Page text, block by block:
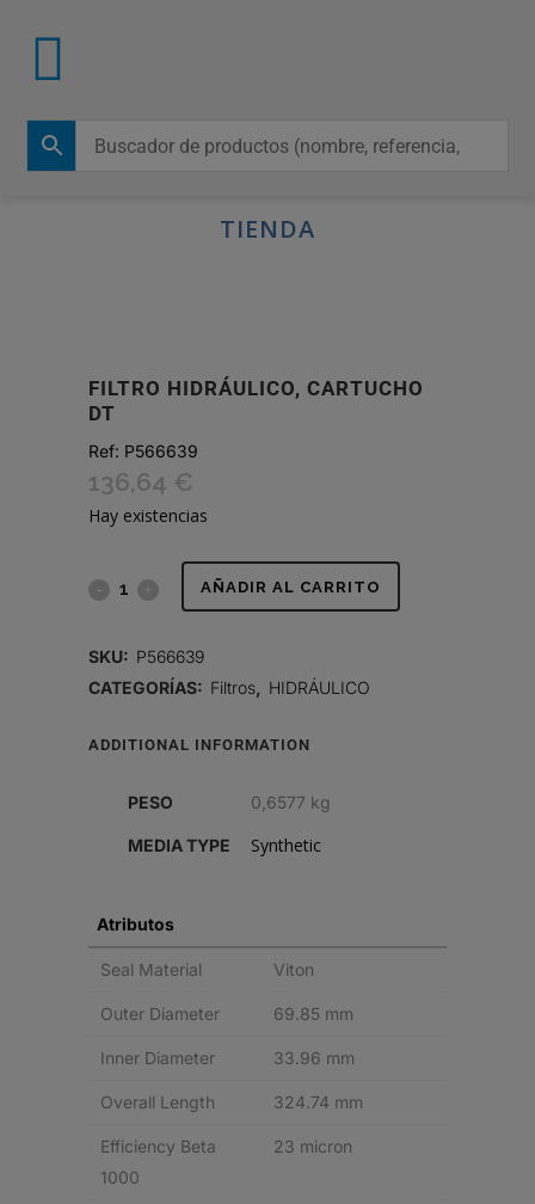
TIENDA
FILTRO HIDRÁULICO, CARTUCHO
DT
Ref: P566639
136,64 €
Hay existencias
FILTRO
CARTUCHO
AÑADIR AL CARRITO
SKU: P566639
CATEGORÍAS: Filtros HIDRÁULICO
ADDITIONAL INFORMATION
PESO 0,6577 kg
MEDIA TYPE Synthetic
Atributos
Seal Material Viton
Outer Diameter 69.85 mm
Inner Diameter 33.96 mm
Overall Length 324.74 mm
Efficiency Beta
1000
23 micron